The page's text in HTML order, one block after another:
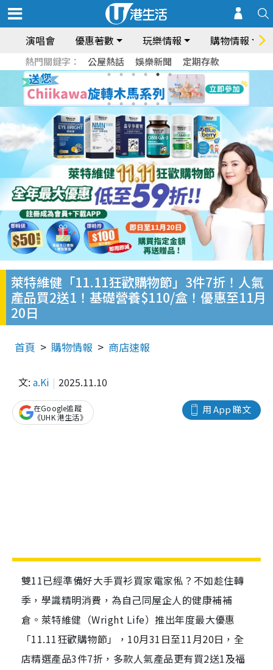
演唱會 優惠著數 玩樂情報 購物情報
熱門關鍵字： 公屋熱話 娛樂新聞 定期存款
萊特維健「11.11狂歡購物節」3件7折！人氣
產品買2送1！基礎營養$110/盒！優惠至11月
20日
首頁 購物情報 商店速報
文: a.Ki 2025.11.10
用 App 睇文
在Google追蹤
《UHK 港生活》
雙11已經準備好大手買衫買家電家俬？不如趁住轉
季，學識精明消費，為自己同屋企人的健康補補
倉。萊特維健（Wright Life）推出年度最大優惠
「11.11狂歡購物節」，10月31日至11月20日，全
店精選產品3件7折，多款人氣產品更有買2送1及福